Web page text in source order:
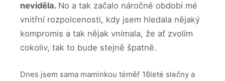
neviděla. No a tak začalo náročné období mé
vnitřní rozpolcenosti, kdy jsem hledala nějaký
kompromis a tak nějak vnímala, že ať zvolím
cokoliv, tak to bude stejně špatně.
Dnes jsem sama maminkou téměř 16leté slečny a